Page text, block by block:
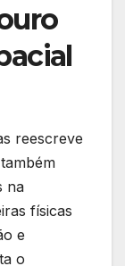
reescreve
na
físicas
e
o